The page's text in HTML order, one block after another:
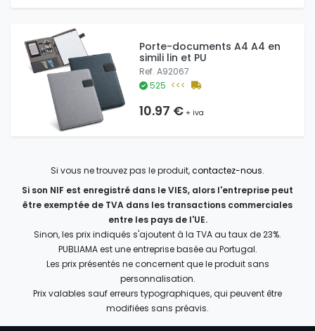
Porte-documents A4 A4 en
simili lin et PU
Ref. A92067
525 <<<
10.97 €+ iva
Si vous ne trouvez pas le produit,contactez-nous.
Si son NIF est enregistré dans le VIES, alors l'entreprise peut
être exemptée de TVA dans les transactions commerciales
entre les pays de l'UE.
Sinon, les prix indiqués s'ajoutent à la TVA au taux de 23%.
PUBLIAMA est une entreprise basée au Portugal.
Les prix présentés ne concernent que le produit sans
personnalisation.
Prix valables sauf erreurs typographiques, qui peuvent être
modifiées sans préavis.